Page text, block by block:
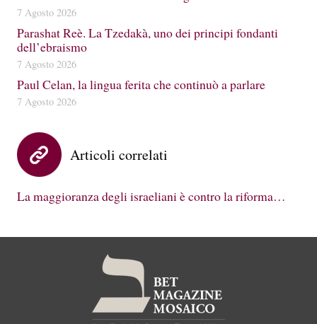
7 Agosto 2026
Parashat Reè. La Tzedakà, uno dei principi fondanti
dell’ebraismo
7 Agosto 2026
Paul Celan, la lingua ferita che continuò a parlare
7 Agosto 2026
Articoli correlati
La maggioranza degli israeliani è contro la riforma…